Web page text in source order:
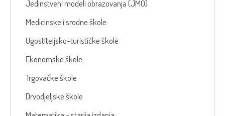
Jedinstveni modeli obrazovanja (JMO)
Medicinske i srodne škole
Ugostiteljsko-turističke škole
Ekonomske škole
Trgovačke škole
Drvodjeljske škole